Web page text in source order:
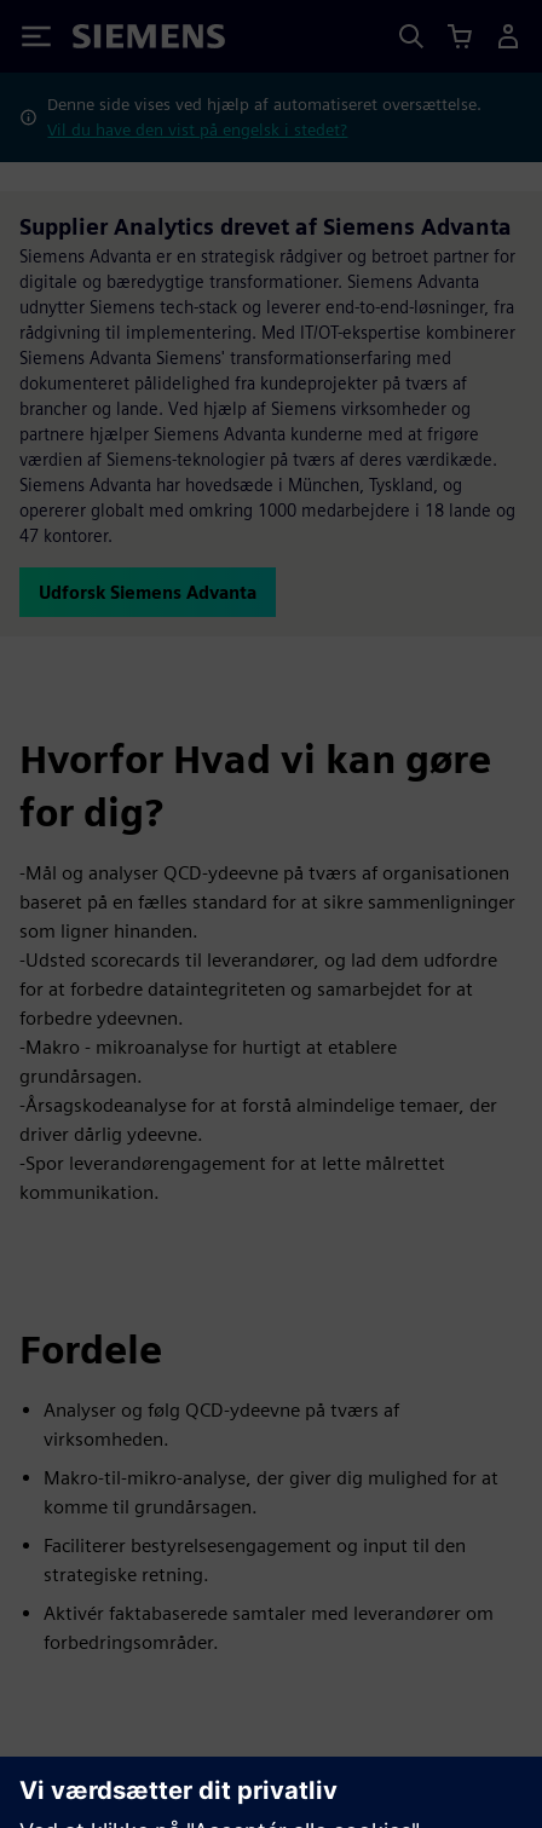
Siemens
Denne side vises ved hjælp af automatiseret oversættelse.
Vil du have den vist på engelsk i stedet?
Supplier Analytics drevet af Siemens Advanta
Siemens Advanta er en strategisk rådgiver og betroet partner for
digitale og bæredygtige transformationer. Siemens Advanta
udnytter Siemens tech-stack og leverer end-to-end-løsninger, fra
rådgivning til implementering. Med IT/OT-ekspertise kombinerer
Siemens Advanta Siemens' transformationserfaring med
dokumenteret pålidelighed fra kundeprojekter på tværs af
brancher og lande. Ved hjælp af Siemens virksomheder og
partnere hjælper Siemens Advanta kunderne med at frigøre
værdien af Siemens-teknologier på tværs af deres værdikæde.
Siemens Advanta har hovedsæde i München, Tyskland, og
opererer globalt med omkring 1000 medarbejdere i 18 lande og
47 kontorer.
Udforsk Siemens Advanta
Hvorfor Hvad vi kan gøre
for dig?
-Mål og analyser QCD-ydeevne på tværs af organisationen
baseret på en fælles standard for at sikre sammenligninger
som ligner hinanden.
-Udsted scorecards til leverandører, og lad dem udfordre
for at forbedre dataintegriteten og samarbejdet for at
forbedre ydeevnen.
-Makro - mikroanalyse for hurtigt at etablere
grundårsagen.
-Årsagskodeanalyse for at forstå almindelige temaer, der
driver dårlig ydeevne.
-Spor leverandørengagement for at lette målrettet
kommunikation.
Fordele
Analyser og følg QCD-ydeevne på tværs af
virksomheden.
Makro-til-mikro-analyse, der giver dig mulighed for at
komme til grundårsagen.
Faciliterer bestyrelsesengagement og input til den
strategiske retning.
Aktivér faktabaserede samtaler med leverandører om
forbedringsområder.
Udforsk ressourcer og